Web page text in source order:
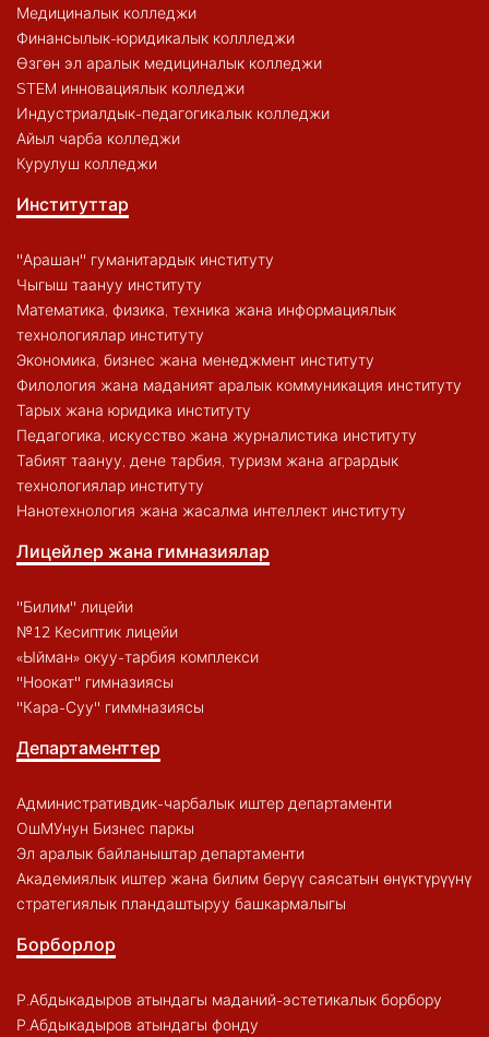
Медициналык колледжи
Финансылык-юридикалык коллледжи
Өзгөн эл аралык медициналык колледжи
STEM инновациялык колледжи
Индустриалдык-педагогикалык колледжи
Айыл чарба колледжи
Курулуш колледжи
Институттар
"Арашан" гуманитардык институту
Чыгыш таануу институту
Математика, физика, техника жана информациялык
технологиялар институту
Экономика, бизнес жана менеджмент институту
Филология жана маданият аралык коммуникация институту
Тарых жана юридика институту
Педагогика, искусство жана журналистика институту
Табият таануу, дене тарбия, туризм жана агрардык
технологиялар институту
Нанотехнология жана жасалма интеллект институту
Лицейлер жана гимназиялар
"Билим" лицейи
№12 Кесиптик лицейи
«Ыйман» окуу-тарбия комплекси
"Ноокат" гимназиясы
"Кара-Суу" гиммназиясы
Департаменттер
Административдик-чарбалык иштер департаменти
ОшМУнун Бизнес паркы
Эл аралык байланыштар департаменти
Академиялык иштер жана билим берүү саясатын өнүктүрүүнү
стратегиялык пландаштыруу башкармалыгы
Борборлор
Р.Абдыкадыров атындагы маданий-эстетикалык борбору
Р.Абдыкадыров атындагы фонду